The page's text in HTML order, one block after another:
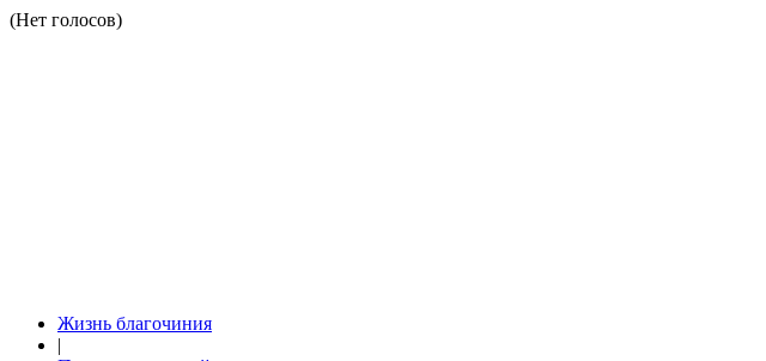
(Нет голосов)
Жизнь благочиния
|